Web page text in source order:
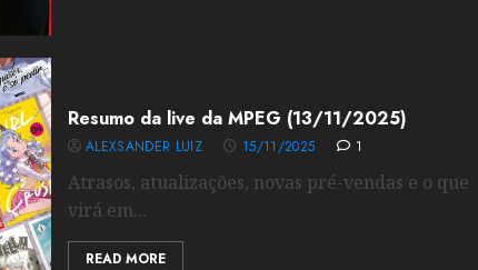
Resumo da live da MPEG (13/11/2025)
ALEXSANDER LUIZ 15/11/2025 1
Atrasos, atualizações, novas pré-vendas e o que
virá em...
READ MORE